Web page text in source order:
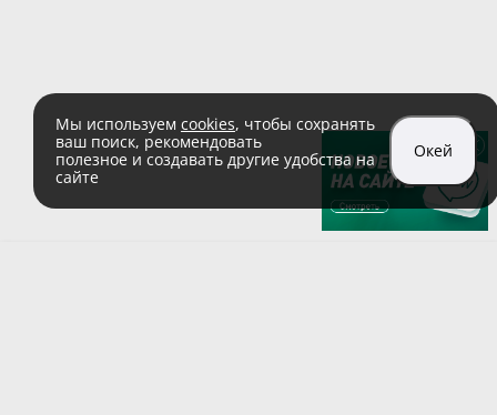
Мы используем cookies, чтобы сохранять
ваш поиск, рекомендовать
полезное и создавать другие удобства на
сайте
Окей